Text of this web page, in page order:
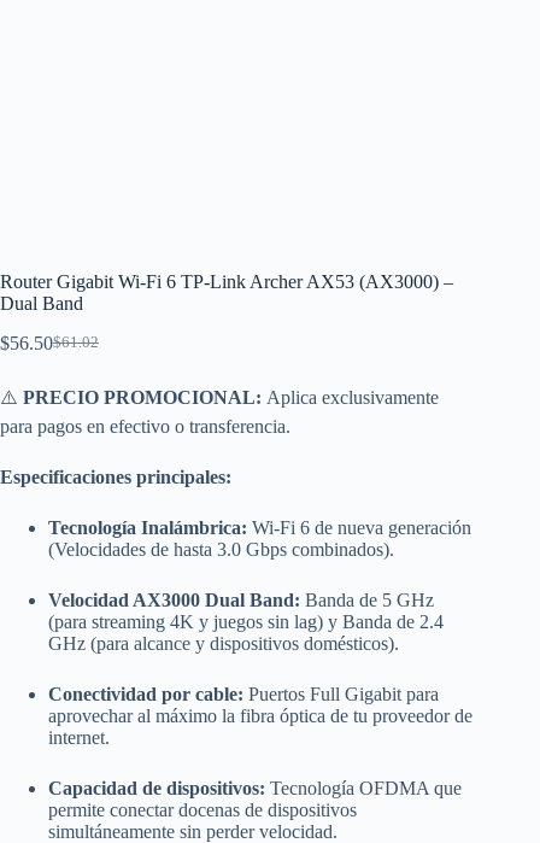
Router Gigabit Wi-Fi 6 TP-Link Archer AX53 (AX3000) –
Dual Band
$61.02
El
original
$61.02.
$56.50El
actual
$56.50.
⚠️ PRECIO PROMOCIONAL: Aplica exclusivamente
para pagos en efectivo o transferencia.
Especificaciones principales:
Tecnología Inalámbrica: Wi-Fi 6 de nueva generación
(Velocidades de hasta 3.0 Gbps combinados).
Velocidad AX3000 Dual Band: Banda de 5 GHz
(para streaming 4K y juegos sin lag) y Banda de 2.4
GHz (para alcance y dispositivos domésticos).
Conectividad por cable: Puertos Full Gigabit para
aprovechar al máximo la fibra óptica de tu proveedor de
internet.
Capacidad de dispositivos: Tecnología OFDMA que
permite conectar docenas de dispositivos
simultáneamente sin perder velocidad.